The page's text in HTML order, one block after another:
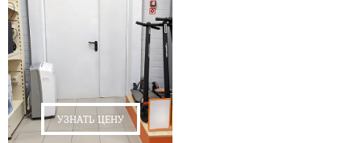
УЗНАТЬ ЦЕНУ